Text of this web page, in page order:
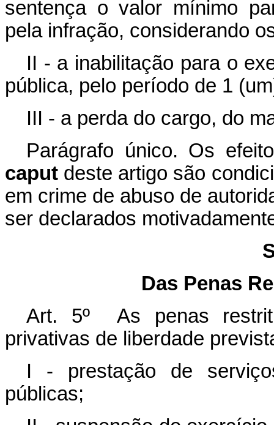
sentença o valor mínimo
pela infração, considerando
II - a inabilitação para o
pública, pelo período de 1
III - a perda do cargo, do
Parágrafo único. Os
caput deste artigo são
em crime de abuso de
ser declarados
Das Penas
Art. 5º As penas
privativas de liberdade
I - prestação de
públicas;